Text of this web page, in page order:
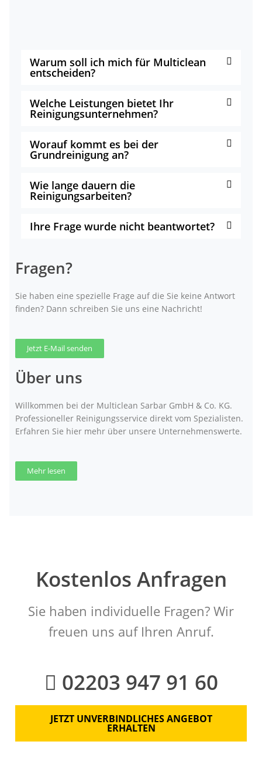
Warum soll ich mich für Multiclean
entscheiden?
Welche Leistungen bietet Ihr
Reinigungsunternehmen?
Worauf kommt es bei der
Grundreinigung an?
Wie lange dauern die
Reinigungsarbeiten?
Ihre Frage wurde nicht beantwortet?
Fragen?
Sie haben eine spezielle Frage auf die Sie keine Antwort
finden? Dann schreiben Sie uns eine Nachricht!
Jetzt E-Mail senden
Über uns
Willkommen bei der Multiclean Sarbar GmbH & Co. KG.
Professioneller Reinigungsservice direkt vom Spezialisten.
Erfahren Sie hier mehr über unsere Unternehmenswerte.
Mehr lesen
Kostenlos Anfragen
Sie haben individuelle Fragen? Wir
freuen uns auf Ihren Anruf.
02203 947 91 60
JETZT UNVERBINDLICHES ANGEBOT
ERHALTEN